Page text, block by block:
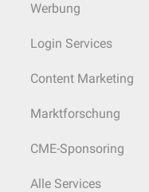
Werbung
Login Services
Content Marketing
Marktforschung
CME-Sponsoring
Alle Services